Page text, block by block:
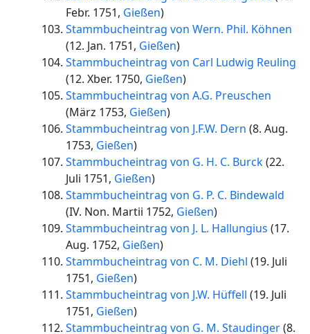
Febr. 1751, Gießen)
Stammbucheintrag von Wern. Phil. Köhnen
(12. Jan. 1751, Gießen)
Stammbucheintrag von Carl Ludwig Reuling
(12. Xber. 1750, Gießen)
Stammbucheintrag von A.G. Preuschen
(März 1753, Gießen)
Stammbucheintrag von J.F.W. Dern (8. Aug.
1753, Gießen)
Stammbucheintrag von G. H. C. Burck(22.
Juli 1751, Gießen)
Stammbucheintrag von G. P. C. Bindewald
(IV. Non. Martii 1752, Gießen)
Stammbucheintrag von J. L. Hallungius (17.
Aug. 1752, Gießen)
Stammbucheintrag von C. M. Diehl (19. Juli
1751, Gießen)
Stammbucheintrag von J.W. Hüffell (19. Juli
1751, Gießen)
Stammbucheintrag von G. M. Staudinger(8.